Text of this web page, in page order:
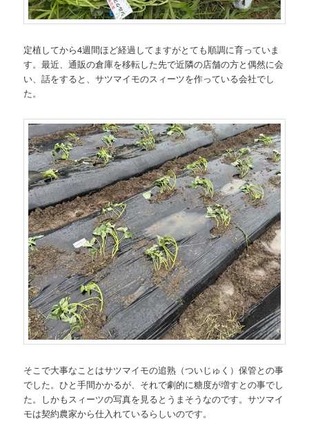
定植してから4週間ほど経過してますがとても順調に育っていま
す。最近、通販の倉庫を移転した先で近隣の店舗の方と偶然に会
い、話をすると、サツマイモのスィーツを作っている会社でし
た。
そこで大事なことはサツマイモの追熟（ついじゅく）保管との事
でした。ひと手間かかるが、それで劇的に糖度が増すとの事でし
た。しかもスィーツの写真を見るとうまそうなのです。サツマイ
モは契約農家から仕入れているらしいのです。